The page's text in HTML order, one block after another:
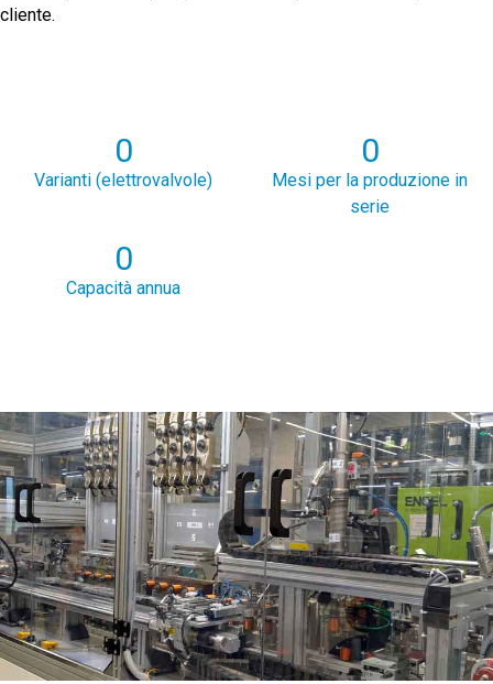
cliente.
0
Varianti (elettrovalvole)
0
Mesi per la produzione in
serie
0
Capacità annua